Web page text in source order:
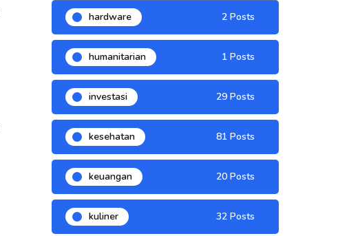
hardware 2 Posts
humanitarian 1 Posts
investasi 29 Posts
kesehatan 81 Posts
keuangan 20 Posts
kuliner 32 Posts